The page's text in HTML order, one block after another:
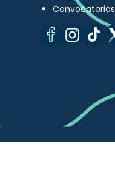
Convocatorias